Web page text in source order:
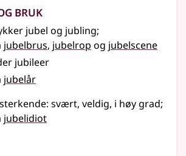
bruk
jubel og jubling;
jubelbrus, jubelrop og jubelscene
jubileer
jubelår
svært, veldig, i høy grad;
jubelidiot